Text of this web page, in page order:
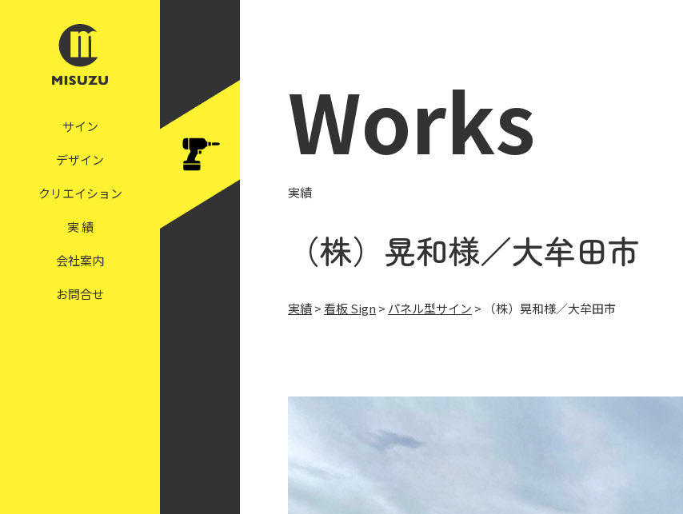
サイン
デザイン
クリエイション
実 績
会社案内
お問合せ
Works
実績
（株）晃和様／大牟田市
実績>看板 Sign > パネル型サイン > （株）晃和様／大牟田市